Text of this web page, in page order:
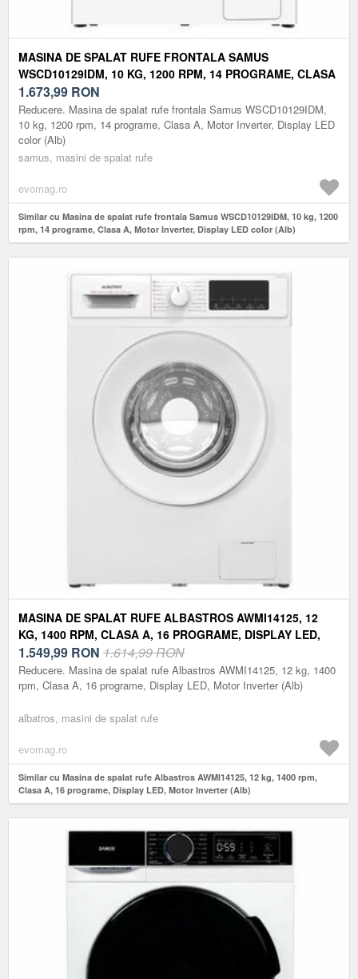
MASINA DE SPALAT RUFE FRONTALA SAMUS
WSCD10129IDM, 10 KG, 1200 RPM, 14 PROGRAME, CLASA
A, MOTOR INVERTER, DISPLAY LED COLOR (ALB)
1.673,99 RON
Reducere. Masina de spalat rufe frontala Samus WSCD10129IDM,
10 kg, 1200 rpm, 14 programe, Clasa A, Motor Inverter, Display LED
color (Alb)
samus, masini de spalat rufe
evomag.ro
Similar cu Masina de spalat rufe frontala Samus WSCD10129IDM, 10 kg, 1200
rpm, 14 programe, Clasa A, Motor Inverter, Display LED color (Alb)
MASINA DE SPALAT RUFE ALBASTROS AWMI14125, 12
KG, 1400 RPM, CLASA A, 16 PROGRAME, DISPLAY LED,
MOTOR INVERTER (ALB)
1.549,99 RON 1.614,99 RON
Reducere. Masina de spalat rufe Albastros AWMI14125, 12 kg, 1400
rpm, Clasa A, 16 programe, Display LED, Motor Inverter (Alb)
albatros, masini de spalat rufe
evomag.ro
Similar cu Masina de spalat rufe Albastros AWMI14125, 12 kg, 1400 rpm,
Clasa A, 16 programe, Display LED, Motor Inverter (Alb)